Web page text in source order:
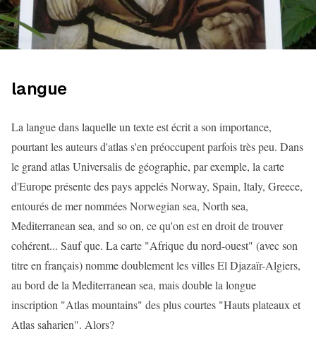
langue
La langue dans laquelle un texte est écrit a son importance,
pourtant les auteurs d'atlas s'en préoccupent parfois très peu. Dans
le grand atlas Universalis de géographie, par exemple, la carte
d'Europe présente des pays appelés Norway, Spain, Italy, Greece,
entourés de mer nommées Norwegian sea, North sea,
Mediterranean sea, and so on, ce qu'on est en droit de trouver
cohérent... Sauf que. La carte "Afrique du nord-ouest" (avec son
titre en français) nomme doublement les villes El Djazaïr-Algiers,
au bord de la Mediterranean sea, mais double la longue
inscription "Atlas mountains" des plus courtes "Hauts plateaux et
Atlas saharien". Alors?